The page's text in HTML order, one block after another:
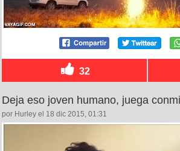
32
Deja eso joven humano, juega
por Hurley el 18 dic 2015, 01:31